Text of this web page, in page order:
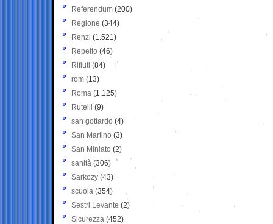
Referendum (200)
Regione (344)
Renzi (1.521)
Repetto (46)
Rifiuti (84)
rom (13)
Roma (1.125)
Rutelli (9)
san gottardo (4)
San Martino (3)
San Miniato (2)
sanità (306)
Sarkozy (43)
scuola (354)
Sestri Levante (2)
Sicurezza (452)